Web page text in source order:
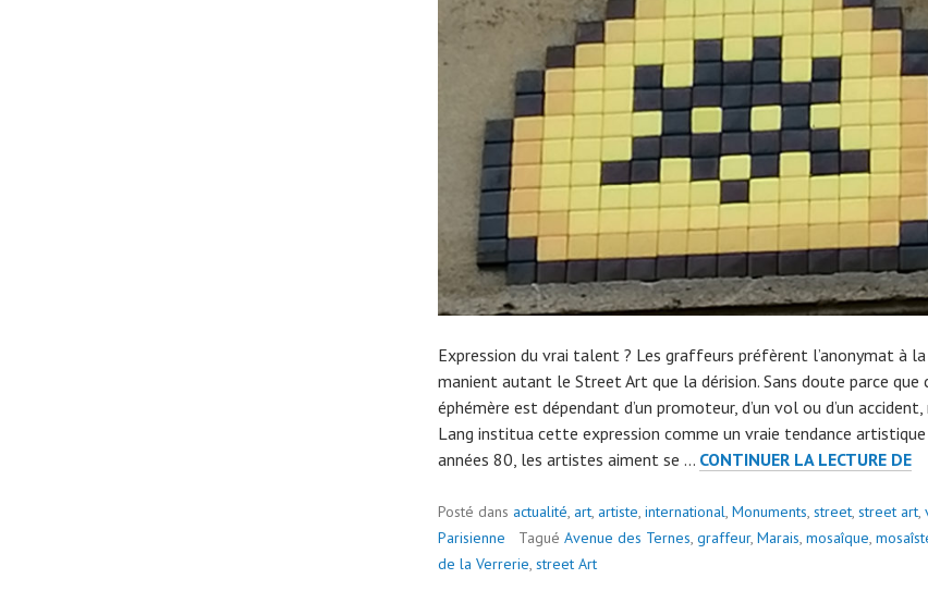
Expression du vrai talent ? Les graffeurs préfèrent l’anonymat à
manient autant le Street Art que la dérision. Sans doute parce que
éphémère est dépendant d’un promoteur, d’un vol ou d’un accident,
Lang institua cette expression comme un vraie tendance artistique
années 80, les artistes aiment se … CONTINUER LA LECTURE DE
Posté dans actualité, art, artiste, international, Monuments, street, street art,
Parisienne
Tagué Avenue des Ternes, graffeur, Marais, mosaîque,
de la Verrerie, street Art